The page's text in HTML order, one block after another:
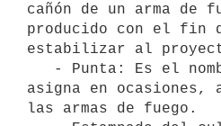
cañón de un arma de
producido con el fin
estabilizar al
asigna en
las armas de fuego.